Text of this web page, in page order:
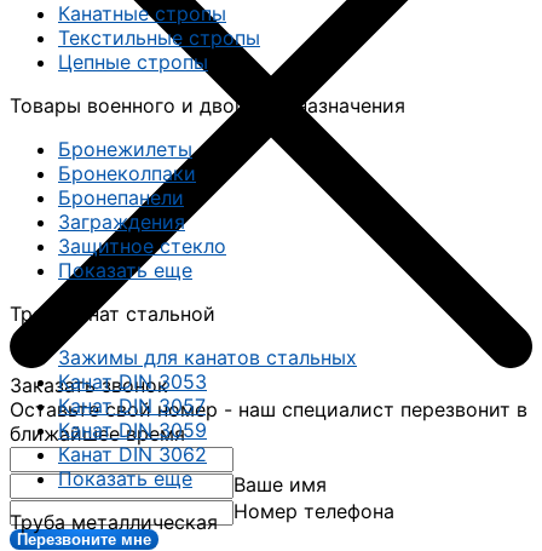
Канатные стропы
Текстильные стропы
Цепные стропы
Товары военного и двойного назначения
Бронежилеты
Бронеколпаки
Бронепанели
Заграждения
Защитное стекло
Показать еще
Трос, канат стальной
Зажимы для канатов стальных
Канат DIN 3053
Канат DIN 3057
Канат DIN 3059
Канат DIN 3062
Показать еще
Труба металлическая
Заказать звонок
Оставьте свой номер - наш специалист перезвонит в
ближайшее время
Ваше имя
Номер телефона
Перезвоните мне